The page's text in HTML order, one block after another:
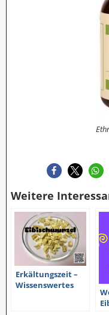
Weitere
Erkältungszeit –
Wissenswertes